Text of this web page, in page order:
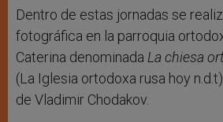
Dentro de estas jornadas se
fotográfica en la parroquia
Caterina denominada La chiesa
(La Iglesia ortodoxa rusa hoy
de Vladimir Chodakov.